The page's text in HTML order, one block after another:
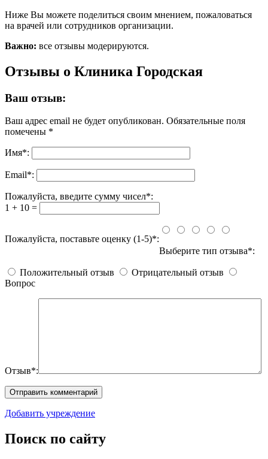
Ниже Вы можете поделиться своим мнением, пожаловаться
на врачей или сотрудников организации.
Важно: все отзывы модерируются.
Отзывы о Клиника Городская
Ваш отзыв:
Ваш адрес email не будет опубликован. Обязательные поля
помечены *
Имя*:
Email*:
Пожалуйста, введите сумму чисел*:
1 + 10 =
Пожалуйста, поставьте оценку (1-5)*:
Выберите тип отзыва*:
Положительный отзыв
Отрицательный отзыв
Вопрос
Отзыв*:
Добавить учреждение
Поиск по сайту